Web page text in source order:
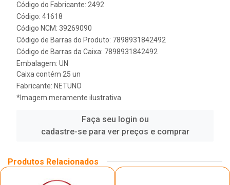
Código do Fabricante: 2492
Código: 41618
Código NCM: 39269090
Código de Barras do Produto: 7898931842492
Código de Barras da Caixa: 7898931842492
Embalagem: UN
Caixa contém 25 un
Fabricante: NETUNO
*Imagem meramente ilustrativa
Faça seu login ou
cadastre-se para ver preços e comprar
Produtos Relacionados